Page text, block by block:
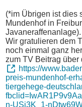
(*im Übrigen ist dies
Mundenhof in
Javaneraffenanlage).
Wir gratulieren dem
noch einmal ganz
zum TV Beitrag
https://
preis-mundenhof-
tiergehege-
n-USi3K_1-